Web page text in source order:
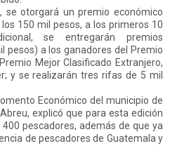
se otorgará un premio económico
150 mil pesos, a los primeros 10
se entregarán premios
pesos) a los ganadores del Premio
Mejor Clasificado Extranjero,
y se realizarán tres rifas de 5 mil
Económico del municipio de
explicó que para esta edición
pescadores, además de que ya
de pescadores de Guatemala y